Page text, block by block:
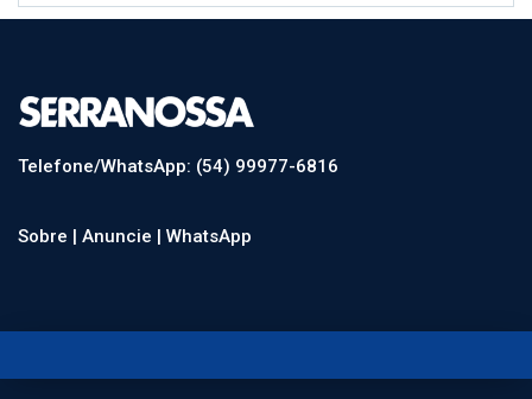
Telefone/WhatsApp: (54) 99977-6816
Sobre | Anuncie | WhatsApp